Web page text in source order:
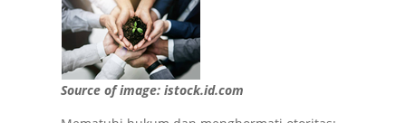
Source of image: istock.id.com